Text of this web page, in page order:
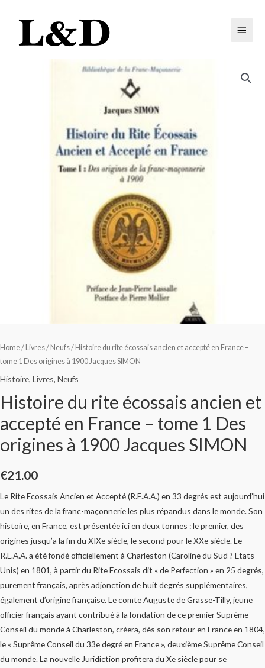
Home/ Livres/ Neufs/ Histoire du rite écossais ancien et accepté en France –
tome 1 Des origines à 1900 Jacques SIMON
Histoire, Livres, Neufs
Histoire du rite écossais ancien et
accepté en France – tome 1 Des
origines à 1900 Jacques SIMON
€21.00
Le Rite Ecossais Ancien et Accepté (R.E.A.A.) en 33 degrés est aujourd’hui
un des rites de la franc-maçonnerie les plus répandus dans le monde. Son
histoire, en France, est présentée ici en deux tonnes : le premier, des
origines jusqu’a la fin du XIXe siècle, le second pour le XXe siècle. Le
R.E.A.A. a été fondé officiellement à Charleston (Caroline du Sud ? Etats-
Unis) en 1801, à partir du Rite Ecossais dit « de Perfection » en 25 degrés,
purement français, après adjonction de huit degrés supplémentaires,
également d’origine française. Le comte Auguste de Grasse-Tilly, jeune
officier français ayant contribué à la fondation de ce premier Suprême
Conseil du monde à Charleston, créera, dès son retour en France en 1804,
le « Suprême Conseil du 33e degré en France », deuxième Suprême Conseil
du monde. La nouvelle Juridiction profitera du Xe siècle pour se